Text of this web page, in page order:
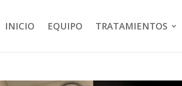
INICIO EQUIPO TRATAMIENTOS